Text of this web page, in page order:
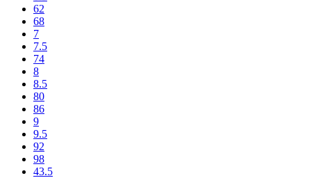
62
68
7
7.5
74
8
8.5
80
86
9
9.5
92
98
43.5